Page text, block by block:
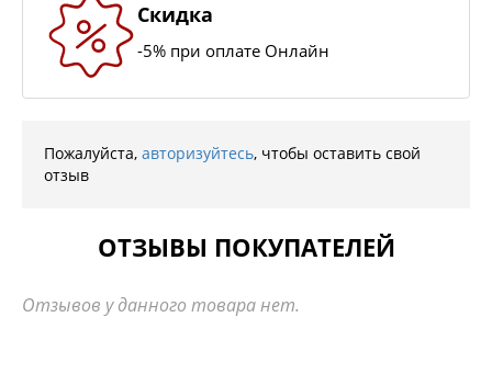
Скидка
-5% при оплате Онлайн
Пожалуйста, авторизуйтесь, чтобы оставить свой
отзыв
ОТЗЫВЫ ПОКУПАТЕЛЕЙ
Отзывов у данного товара нет.